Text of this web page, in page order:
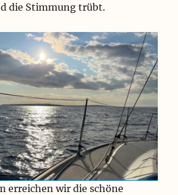
die Stimmung trübt.
erreichen wir die schöne